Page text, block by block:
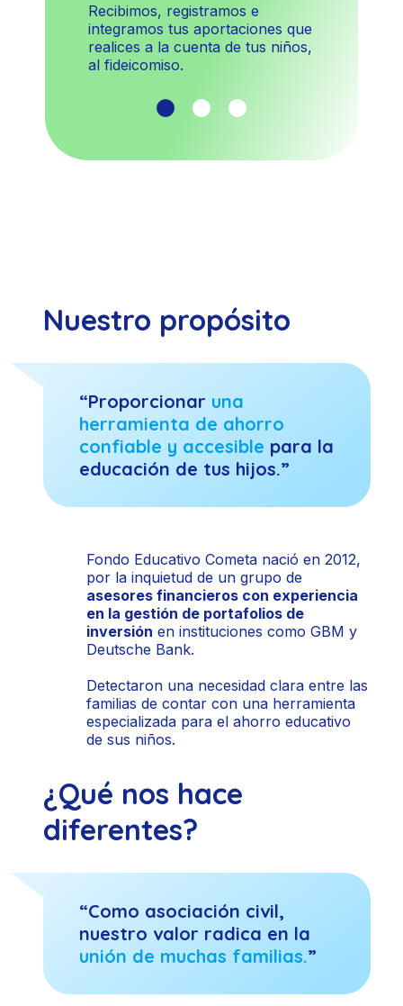
Recibimos, registramos e
integramos tus aportaciones que
realices a la cuenta de tus niños,
al fideicomiso.
Nuestro propósito
“Proporcionar una
herramienta de ahorro
confiable y accesible para la
educación de tus hijos.”
Fondo Educativo Cometa nació en 2012,
por la inquietud de un grupo de
asesores financieros con experiencia
en la gestión de portafolios de
inversión en instituciones como GBM y
Deutsche Bank.
Detectaron una necesidad clara entre las
familias de contar con una herramienta
especializada para el ahorro educativo
de sus niños.
¿Qué nos hace
diferentes?
“Como asociación civil,
nuestro valor radica en la
unión de muchas familias.”